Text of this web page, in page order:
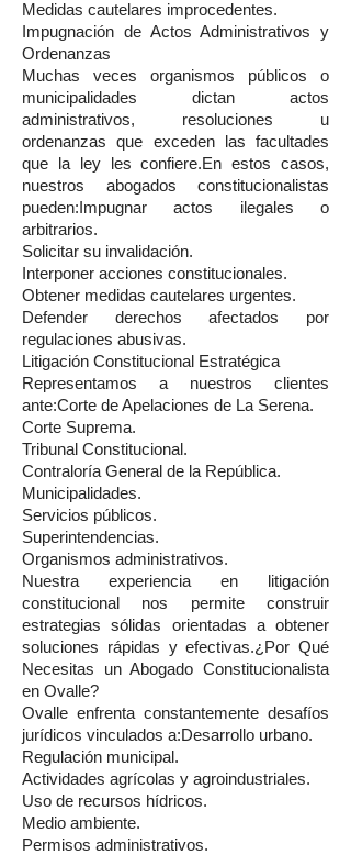
Medidas cautelares improcedentes.
Impugnación de Actos Administrativos y
Ordenanzas
Muchas veces organismos públicos o
municipalidades dictan actos
administrativos, resoluciones u
ordenanzas que exceden las facultades
que la ley les confiere.En estos casos,
nuestros abogados constitucionalistas
pueden:Impugnar actos ilegales o
arbitrarios.
Solicitar su invalidación.
Interponer acciones constitucionales.
Obtener medidas cautelares urgentes.
Defender derechos afectados por
regulaciones abusivas.
Litigación Constitucional Estratégica
Representamos a nuestros clientes
ante:Corte de Apelaciones de La Serena.
Corte Suprema.
Tribunal Constitucional.
Contraloría General de la República.
Municipalidades.
Servicios públicos.
Superintendencias.
Organismos administrativos.
Nuestra experiencia en litigación
constitucional nos permite construir
estrategias sólidas orientadas a obtener
soluciones rápidas y efectivas.¿Por Qué
Necesitas un Abogado Constitucionalista
en Ovalle?
Ovalle enfrenta constantemente desafíos
jurídicos vinculados a:Desarrollo urbano.
Regulación municipal.
Actividades agrícolas y agroindustriales.
Uso de recursos hídricos.
Medio ambiente.
Permisos administrativos.